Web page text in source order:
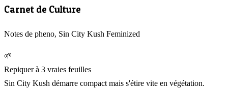
Carnet de Culture
Notes de pheno, Sin City Kush Feminized
🌱
Repiquer à 3 vraies feuilles
Sin City Kush démarre compact mais s'étire vite en végétation.